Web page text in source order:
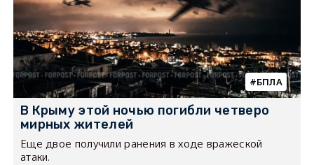
БПЛА
В Крыму этой ночью погибли четверо
мирных жителей
Еще двое получили ранения в ходе вражеской
атаки.